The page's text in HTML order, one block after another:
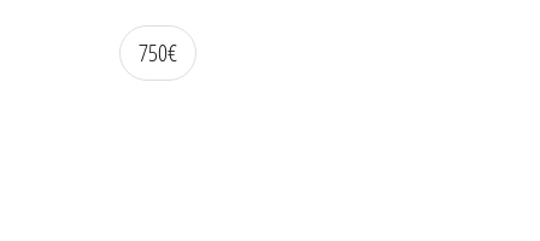
750€